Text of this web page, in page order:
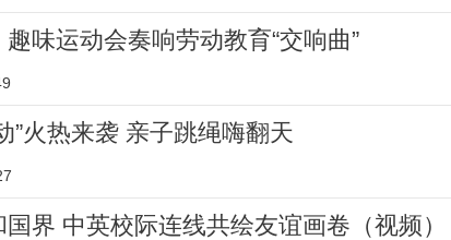
味运动会奏响劳动教育“交响曲”
”火热来袭 亲子跳绳嗨翻天
界 中英校际连线共绘友谊画卷（视频）